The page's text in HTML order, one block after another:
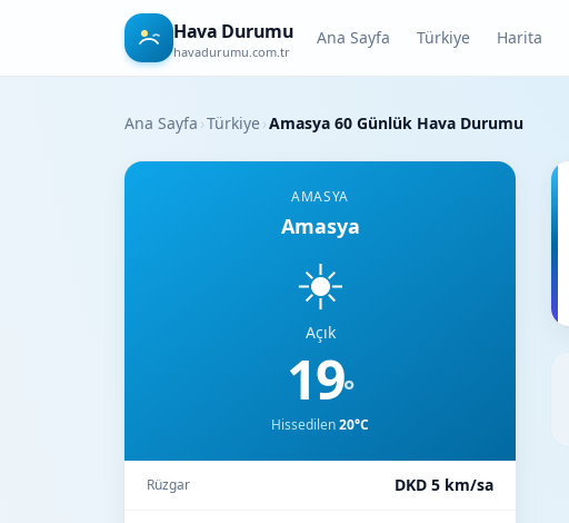
Hava Durumu
havadurumu.com.tr
Ana Sayfa Türkiye Harita
Ana Sayfa ›Türkiye›Amasya 60 Günlük Hava Durumu
AMASYA
Amasya
☀️
Açık
19°
Hissedilen20°C
Rüzgar DKD 5 km/sa